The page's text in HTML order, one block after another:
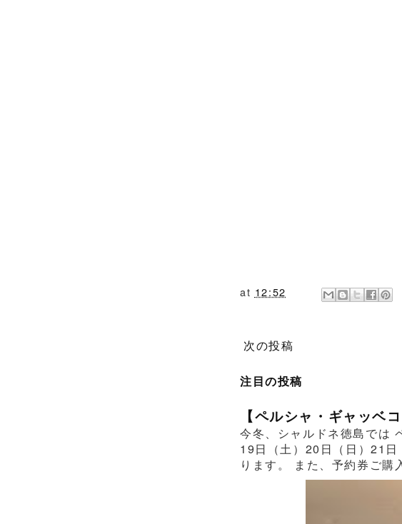
at 12:52
次の投稿
注目の投稿
【ペルシャ・ギャッベ
今冬、シャルドネ徳島では
19日（土）20日（日）21
ります。 また、予約券ご購